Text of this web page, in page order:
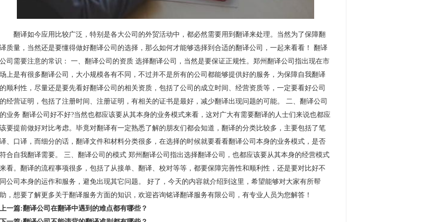
翻译如今应用比较广泛，特别是各大公司的外贸活动中，都必然需要用到翻译来处理。当然为了保障翻
译质量，当然还是要懂得做好翻译公司的选择，那么如何才能够选择到合适的翻译公司，一起来看看！ 翻译
公司需要注意的常识： 一、翻译公司的资质 选择翻译公司，当然是要保证正规性。郑州翻译公司指出现在市
场上是有很多翻译公司，大小规模各有不同，不过并不是所有的公司都能够提供好的服务，为保障自我翻译
的顺利性，尽量还是要先看好翻译公司的相关资质，包括了公司的成立时间、经营资质等，一定要看好公司
的经营证明，包括了注册时间、注册证明，有相关的证书是最好，减少翻译出现问题的可能。 二、翻译公司
的业务 翻译公司好不好?当然也都应该要从其本身的业务模式来看，这对广大有需要翻译的人士们来说也都应
该要提前做好对比考虑。毕竟对翻译有一定熟悉了解的朋友们都会知道，翻译的分类比较多，主要包括了笔
译、口译，而细分的话，翻译文件和材料分类很多，在选择的时候就要看看翻译公司本身的业务模式，是否
符合自我翻译需要。 三、翻译公司的模式 郑州翻译公司指出选择翻译公司，也都应该要从其本身的经营模式
来看。翻译的流程事项很多，包括了从接单、翻译、校对等等，都要保障完善性和顺利性，还是要对比好不
同公司本身的运作和服务，避免出现其它问题。 好了，今天的内容就介绍到这里，希望能够对大家有所帮
助，想要了解更多关于翻译服务方面的知识，欢迎咨询铭译翻译服务有限公司，有专业人员为您解答！
上一篇:翻译公司在翻译中遇到的难点都有哪些？